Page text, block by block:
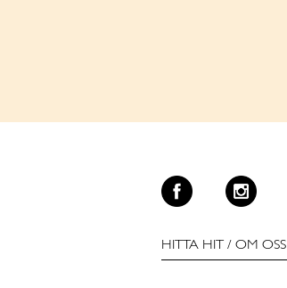
HITTA HIT / OM OSS